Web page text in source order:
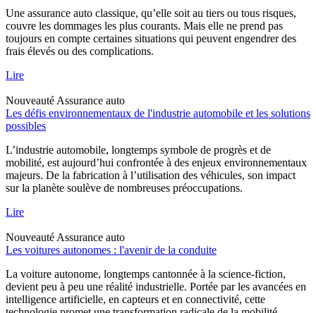
Une assurance auto classique, qu’elle soit au tiers ou tous risques,
couvre les dommages les plus courants. Mais elle ne prend pas
toujours en compte certaines situations qui peuvent engendrer des
frais élevés ou des complications.
Lire
Nouveauté Assurance auto
Les défis environnementaux de l'industrie automobile et les solutions
possibles
L’industrie automobile, longtemps symbole de progrès et de
mobilité, est aujourd’hui confrontée à des enjeux environnementaux
majeurs. De la fabrication à l’utilisation des véhicules, son impact
sur la planète soulève de nombreuses préoccupations.
Lire
Nouveauté Assurance auto
Les voitures autonomes : l'avenir de la conduite
La voiture autonome, longtemps cantonnée à la science-fiction,
devient peu à peu une réalité industrielle. Portée par les avancées en
intelligence artificielle, en capteurs et en connectivité, cette